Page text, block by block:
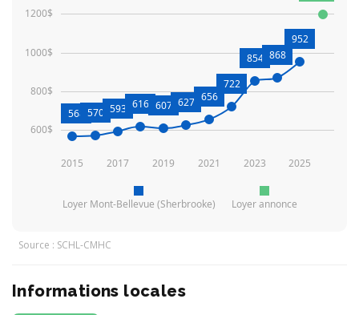
Loyer Mont-Bellevue (Sherbrooke) Loyer annonce
2015 2017 2019 2021 2023 2025
600$
800$
1000$
1200$
568 570 593 616 607 627 656
722
854 868
952
Source : SCHL-CMHC
Informations locales